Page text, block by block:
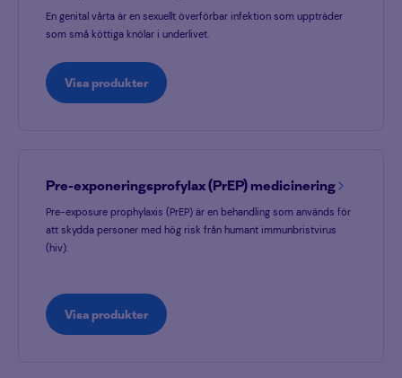
En genital vårta är en sexuellt överförbar infektion som uppträder
som små köttiga knölar i underlivet.
Visa produkter
Pre-exponeringsprofylax (PrEP) medicinering
Pre-exposure prophylaxis (PrEP) är en behandling som används för
att skydda personer med hög risk från humant immunbristvirus
(hiv).
Visa produkter